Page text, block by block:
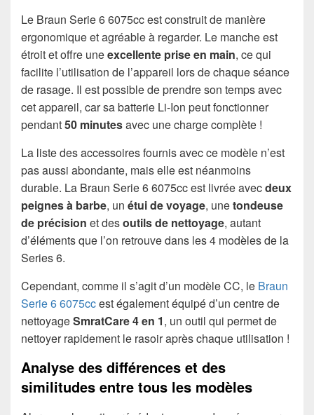
Le Braun Serie 6 6075cc est construit de manière
ergonomique et agréable à regarder. Le manche est
étroit et offre uneexcellente prise en main, ce qui
facilite l’utilisation de l’appareil lors de chaque séance
de rasage. Il est possible de prendre son temps avec
cet appareil, car sa batterie Li-Ion peut fonctionner
pendant50 minutesavec une charge complète !
La liste des accessoires fournis avec ce modèle n’est
pas aussi abondante, mais elle est néanmoins
durable. La Braun Serie 6 6075cc est livrée avecdeux
peignes à barbe, un étui de voyage, unetondeuse
de précision et desoutils de nettoyage, autant
d’éléments que l’on retrouve dans les 4 modèles de la
Series 6.
Cependant, comme il s’agit d’un modèle CC, le Braun
Serie 6 6075ccest également équipé d’un centre de
nettoyageSmratCare 4 en 1, un outil qui permet de
nettoyer rapidement le rasoir après chaque utilisation !
Analyse des différences et des
similitudes entre tous les modèles